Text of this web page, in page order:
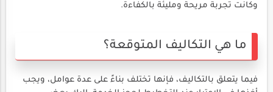
وكانت تجربة مريحة ومليئة بالكفاءة.
ما هي التكاليف المتوقعة؟
فيما يتعلق بالتكاليف، فإنها تختلف بناءً على عدة عوامل، ويجب